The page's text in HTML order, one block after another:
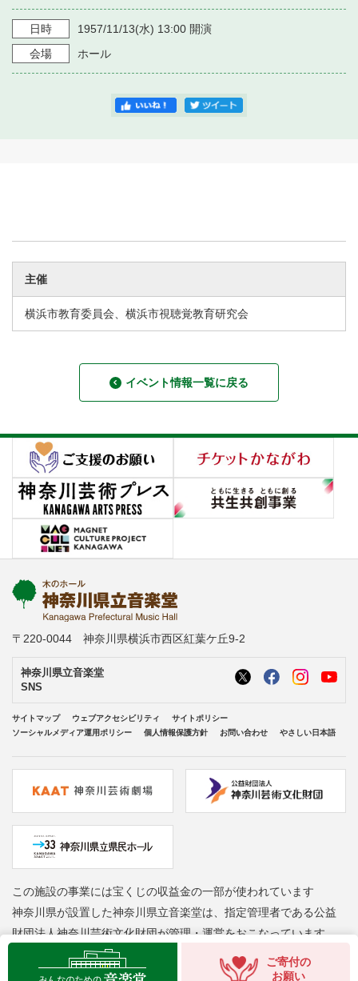
・ 利用料金
・ フロアマップ
・ 芸術参与
SNS
日時 1957/11/13(水) 13:00 開演
会場
ホール
主催
横浜市教育委員会、横浜市視聴覚教育研究会
イベント情報一覧に戻る
ご寄付の
お願い
〒220-0044 神奈川県横浜市西区紅葉ケ丘9-2
神奈川県立音楽堂
SNS
サイトマップ ウェブアクセシビリティ
サイトポリシー
ソーシャルメディア運用ポリシー
個人情報保護方針 お問い合わせ やさしい日本語
この施設の事業には宝くじの収益金の一部が使われています
神奈川県が設置した神奈川県立音楽堂は、指定管理者である公益
財団法人神奈川芸術文化財団が管理・運営をおこなっています
Copyright © Kanagawa Arts Foundation. All rights reserved.